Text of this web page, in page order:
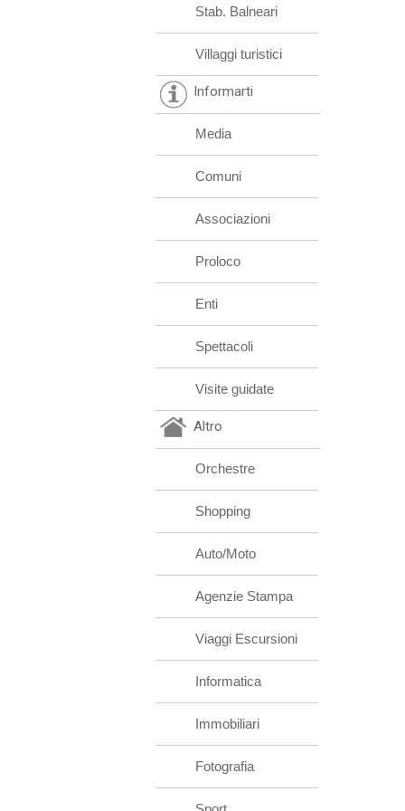
Stab. Balneari
Villaggi turistici
Informarti
Media
Comuni
Associazioni
Proloco
Enti
Spettacoli
Visite guidate
Altro
Orchestre
Shopping
Auto/Moto
Agenzie Stampa
Viaggi Escursioni
Informatica
Immobiliari
Fotografia